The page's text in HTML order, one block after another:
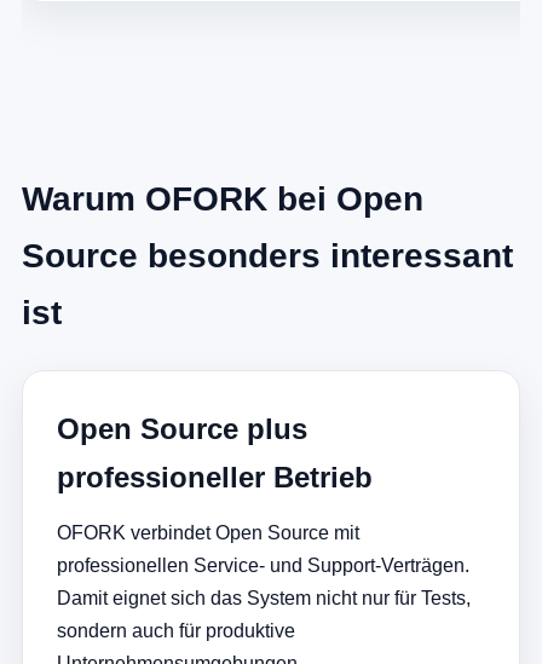
Warum OFORK bei Open
Source besonders interessant
ist
Open Source plus
professioneller Betrieb
OFORK verbindet Open Source mit
professionellen Service- und Support-Verträgen.
Damit eignet sich das System nicht nur für Tests,
sondern auch für produktive